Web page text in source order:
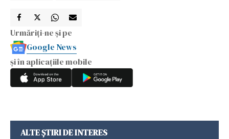
Urmăriți-ne și pe
Google News
și în aplicațiile mobile
ALTE ȘTIRI DE INTERES